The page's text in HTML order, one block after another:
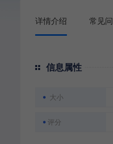
详情介绍 常见
信息属性
大小
评分